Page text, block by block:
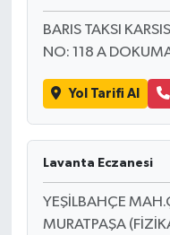
BARIS TAKSI
NO: 118 A
Yol Tarifi Al
Lavanta Eczanesi
YEŞİLBAHÇE
MURATPAŞA